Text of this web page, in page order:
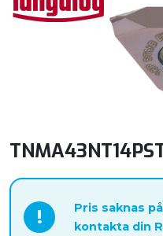
!
Pris saknas
kontakta din